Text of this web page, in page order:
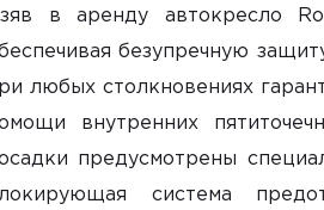
в аренду автокресло
безупречную
любых столкновениях
внутренних
предусмотрены
система